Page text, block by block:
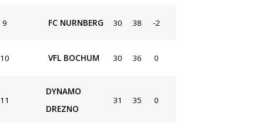
9 FC NURNBERG 30 38 -2
10 VFL BOCHUM 30 36 0
11
DYNAMO
DREZNO
31 35 0